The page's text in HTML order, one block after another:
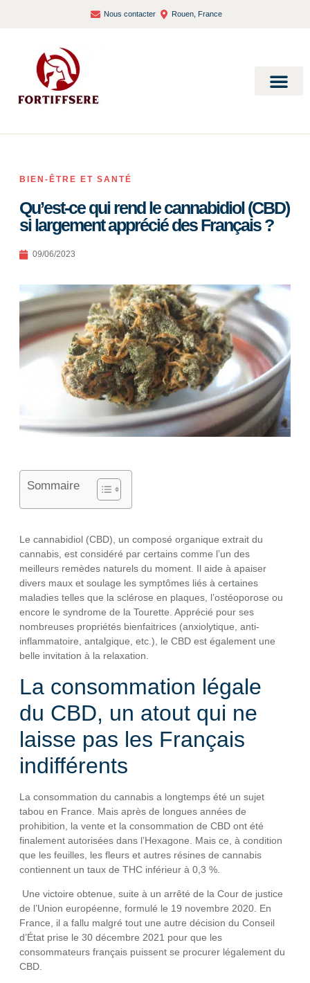
Nous contacter Rouen, France
BIEN-ÊTRE ET SANTÉ
Qu’est-ce qui rend le cannabidiol (CBD)
si largement apprécié des Français ?
09/06/2023
Sommaire
Le cannabidiol (CBD), un composé organique extrait du
cannabis, est considéré par certains comme l’un des
meilleurs remèdes naturels du moment. Il aide à apaiser
divers maux et soulage les symptômes liés à certaines
maladies telles que la sclérose en plaques, l’ostéoporose ou
encore le syndrome de la Tourette. Apprécié pour ses
nombreuses propriétés bienfaitrices (anxiolytique, anti-
inflammatoire, antalgique, etc.), le CBD est également une
belle invitation à la relaxation.
La consommation légale
du CBD, un atout qui ne
laisse pas les Français
indifférents
La consommation du cannabis a longtemps été un sujet
tabou en France. Mais après de longues années de
prohibition, la vente et la consommation de CBD ont été
finalement autorisées dans l’Hexagone. Mais ce, à condition
que les feuilles, les fleurs et autres résines de cannabis
contiennent un taux de THC inférieur à 0,3 %.
Une victoire obtenue, suite à un arrêté de la Cour de justice
de l’Union européenne, formulé le 19 novembre 2020. En
France, il a fallu malgré tout une autre décision du Conseil
d’État prise le 30 décembre 2021 pour que les
consommateurs français puissent se procurer légalement du
CBD.